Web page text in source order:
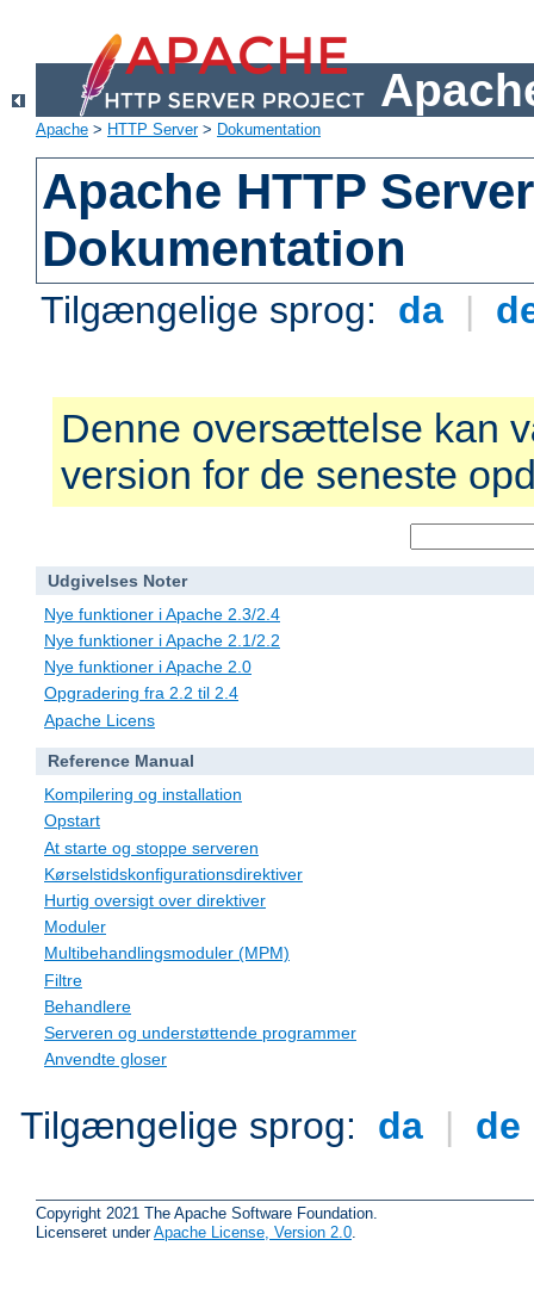
Apache > HTTP Server> Dokumentation
Apache HTTP
Dokumentation
Tilgængelige sprog: da |
Denne oversættelse kan
version for de seneste
Udgivelses Noter
Nye funktioner i Apache 2.3/2.4
Nye funktioner i Apache 2.1/2.2
Nye funktioner i Apache 2.0
Opgradering fra 2.2 til 2.4
Apache Licens
Reference Manual
Kompilering og installation
Opstart
At starte og stoppe serveren
Kørselstidskonfigurationsdirektiver
Hurtig oversigt over direktiver
Moduler
Multibehandlingsmoduler (MPM)
Filtre
Behandlere
Serveren og understøttende programmer
Anvendte gloser
Tilgængelige sprog: da | de
Copyright 2021 The Apache Software Foundation.
Licenseret underApache License, Version 2.0